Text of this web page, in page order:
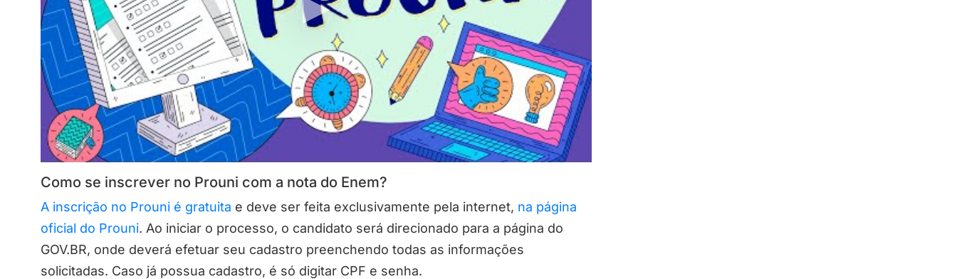
Como se inscrever no Prouni com a nota do Enem?
A inscrição no Prouni é gratuita e deve ser feita exclusivamente pela internet, na página
oficial do Prouni. Ao iniciar o processo, o candidato será direcionado para a página do
GOV.BR, onde deverá efetuar seu cadastro preenchendo todas as informações
solicitadas. Caso já possua cadastro, é só digitar CPF e senha.